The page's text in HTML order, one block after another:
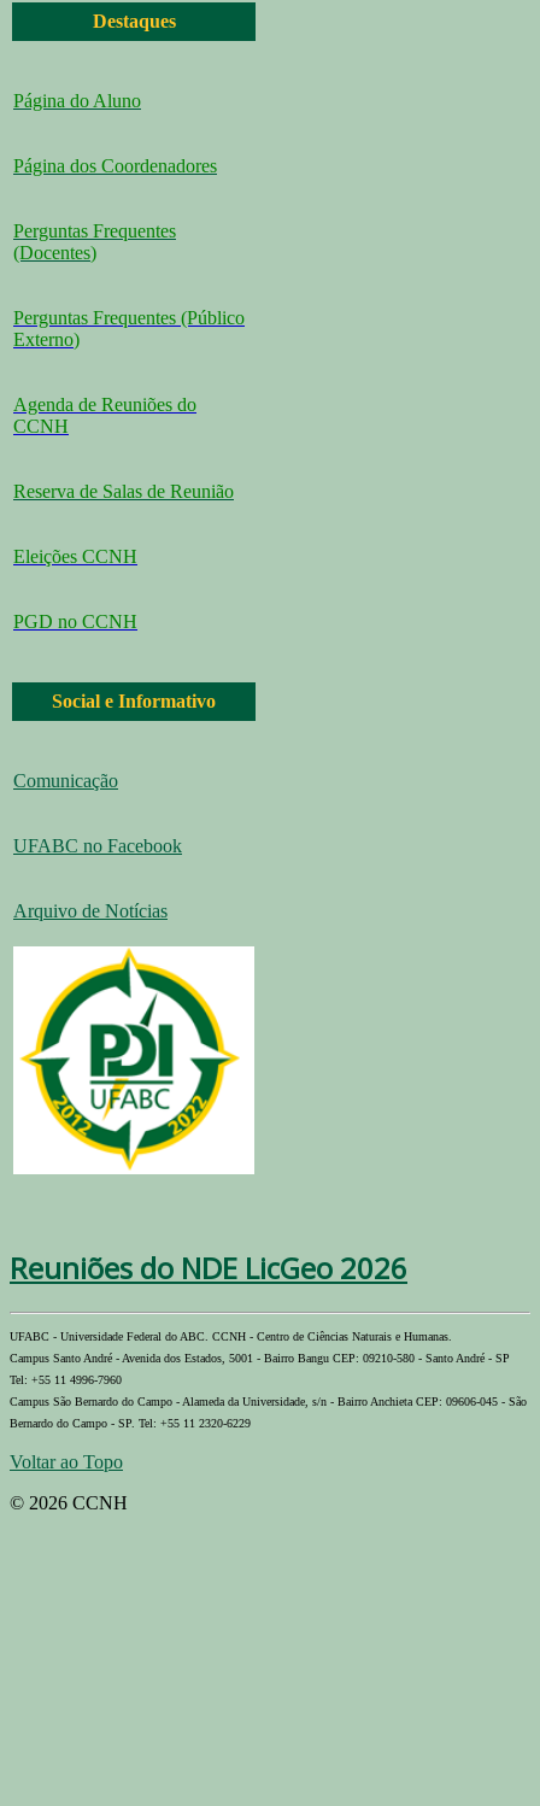
Destaques
Página do Aluno
Página dos Coordenadores
Perguntas Frequentes
(Docentes)
Perguntas Frequentes (Público
Externo)
Agenda de Reuniões do
CCNH
Reserva de Salas de Reunião
Eleições CCNH
PGD no CCNH
Social e Informativo
Comunicação
UFABC no Facebook
Arquivo de Notícias
Reuniões do NDE LicGeo 2026
UFABC - Universidade Federal do ABC. CCNH - Centro de Ciências Naturais e Humanas.
Campus Santo André - Avenida dos Estados, 5001 - Bairro Bangu CEP: 09210-580 - Santo André - SP
Tel: +55 11 4996-7960
Campus São Bernardo do Campo - Alameda da Universidade, s/n - Bairro Anchieta CEP: 09606-045 - São
Bernardo do Campo - SP. Tel: +55 11 2320-6229
Voltar ao Topo
© 2026 CCNH